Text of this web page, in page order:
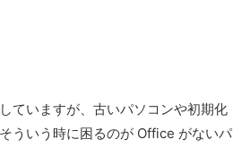
ていますが、古いパソコンや初期化
ういう時に困るのが Office がないパ